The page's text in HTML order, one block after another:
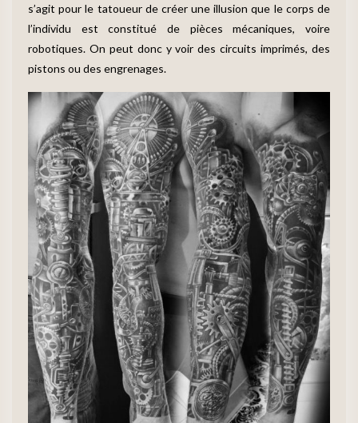
s’agit pour le tatoueur de créer une illusion que le corps de
l’individu est constitué de pièces mécaniques, voire
robotiques. On peut donc y voir des circuits imprimés, des
pistons ou des engrenages.